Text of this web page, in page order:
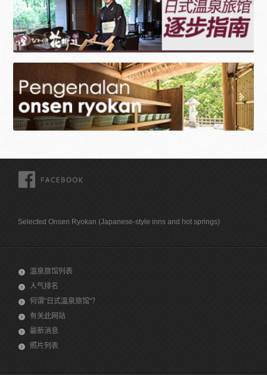
Selected Onsen Ryokan (Japanese-style inns and hot springs)
温泉旅馆列表
人气排名
何谓"日式温泉旅馆"？
有关此网站
最新消息
照片列表